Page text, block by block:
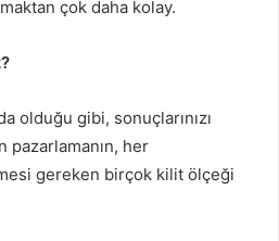
çok daha kolay.
olduğu gibi, sonuçlarınızı
pazarlamanın, her
gereken birçok kilit ölçeği